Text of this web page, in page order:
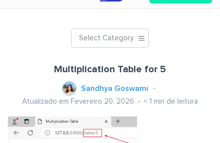
Select Category
Multiplication Table for 5
Sandhya Goswami
Atualizado em Fevereiro 20, 2026 < 1 min de leitura